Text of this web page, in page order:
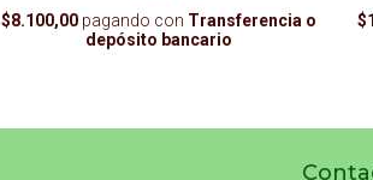
$8.100,00 pagando con Transferencia o
depósito bancario